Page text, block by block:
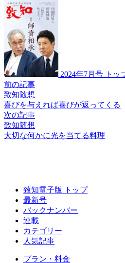
2024年7月号 トッ
前の記事
致知随想
喜びを与えれば喜びが返ってくる
次の記事
致知随想
大切な何かに光を当てる料理
致知電子版 トップ
最新号
バックナンバー
連載
カテゴリー
人気記事
プラン・料金